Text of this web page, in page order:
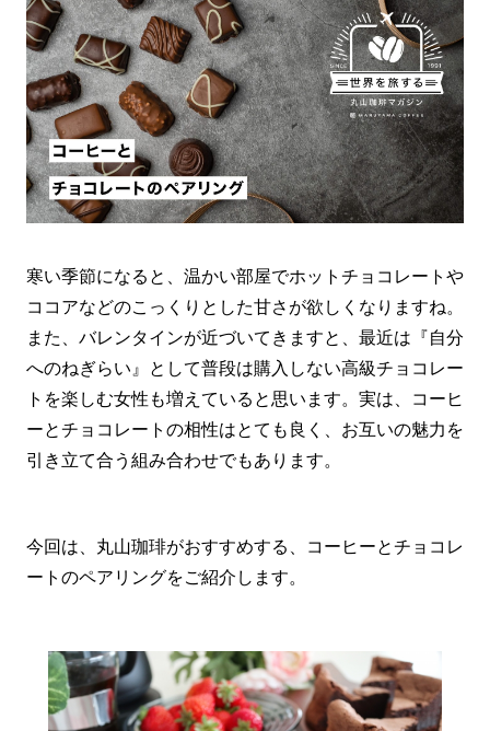
寒い季節になると、温かい部屋でホットチョコレートや
ココアなどのこっくりとした甘さが欲しくなりますね。
また、バレンタインが近づいてきますと、最近は『自分
へのねぎらい』として普段は購入しない高級チョコレー
トを楽しむ女性も増えていると思います。実は、コーヒ
ーとチョコレートの相性はとても良く、お互いの魅力を
引き立て合う組み合わせでもあります。
今回は、丸山珈琲がおすすめする、コーヒーとチョコレ
ートのペアリングをご紹介します。